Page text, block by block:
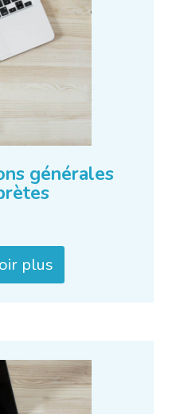
générales
plus